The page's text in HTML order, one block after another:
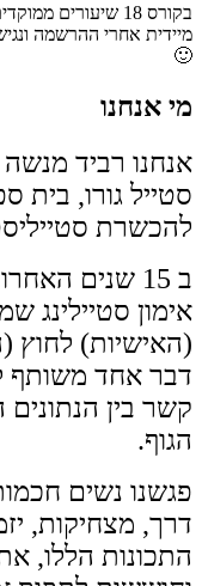
מיידית אחרי ההרשמה
🙂
מי אנחנו
אנחנו רביד
סטייל גורו, בית
להכשרת
ב 15 שנים
אימון סטיילינג
(האישיות) לחוץ
דבר אחד משותף
קשר בין הנתונים
הגוף.
פגשנו נשים
דרך, מצחיקות,
התכונות הללו,